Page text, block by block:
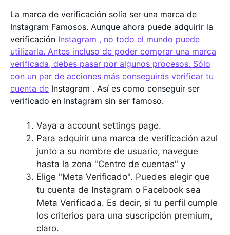
La marca de verificación solía ser una marca de
Instagram Famosos. Aunque ahora puede adquirir la
verificación Instagram , no todo el mundo puede
utilizarla. Antes incluso de poder comprar una marca
verificada, debes pasar por algunos procesos. Sólo
con un par de acciones más conseguirás verificar tu
cuenta de Instagram . Así es como conseguir ser
verificado en Instagram sin ser famoso.
Vaya a account settings page.
Para adquirir una marca de verificación azul
junto a su nombre de usuario, navegue
hasta la zona "Centro de cuentas" y
Elige "Meta Verificado". Puedes elegir que
tu cuenta de Instagram o Facebook sea
Meta Verificada. Es decir, si tu perfil cumple
los criterios para una suscripción premium,
claro.